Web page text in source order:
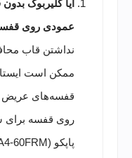
عمودی روی
نداشتن قاب
ممکن است
قفسه‌های عریض
روی قفسه برای
پاپکو (A4-60FRM) را پیشنهاد می‌کنیم.